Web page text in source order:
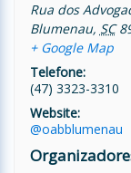
Rua dos
Blumenau, SC
+ Google Map
Telefone:
(47) 3323-3310
Website:
@oabblumenau